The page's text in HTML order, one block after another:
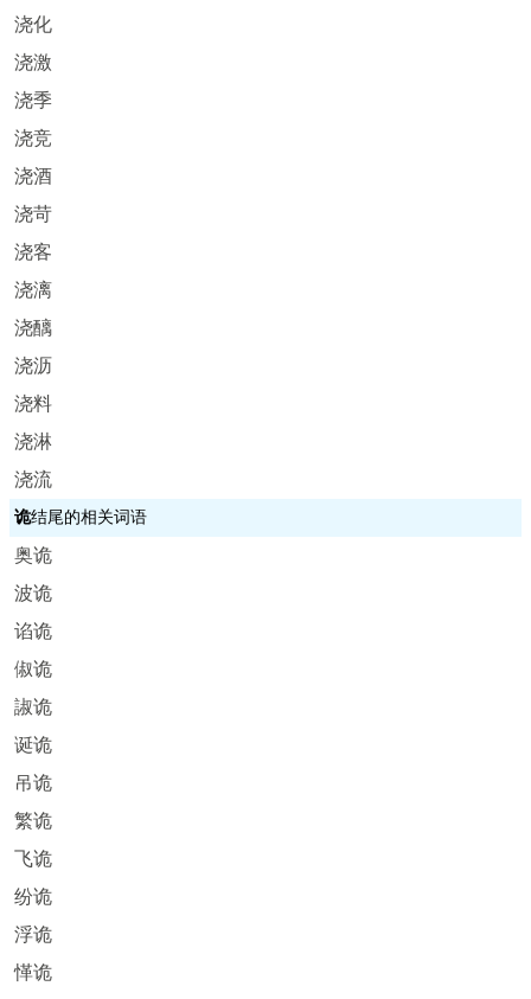
浇化
浇激
浇季
浇竞
浇酒
浇苛
浇客
浇漓
浇醨
浇沥
浇料
浇淋
浇流
诡结尾的相关词语
奥诡
波诡
谄诡
俶诡
諔诡
诞诡
吊诡
繁诡
飞诡
纷诡
浮诡
愅诡